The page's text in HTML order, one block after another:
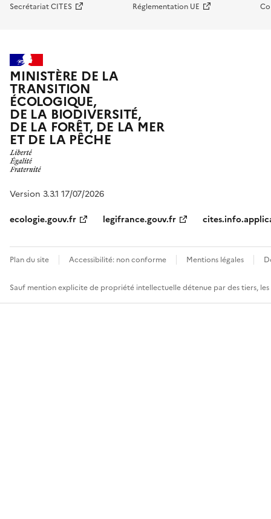
Secrétariat CITES Réglementation UE
MINISTÈRE DE LA
TRANSITION
ÉCOLOGIQUE,
DE LA BIODIVERSITÉ,
DE LA FORÊT, DE LA MER
ET DE LA PÊCHE
Version 3.3.1 17/07/2026
ecologie.gouv.fr
legifrance.gouv.fr
Plan du site Accessibilité: non conforme Mentions légales
Sauf mention explicite de propriété intellectuelle détenue par des tiers,